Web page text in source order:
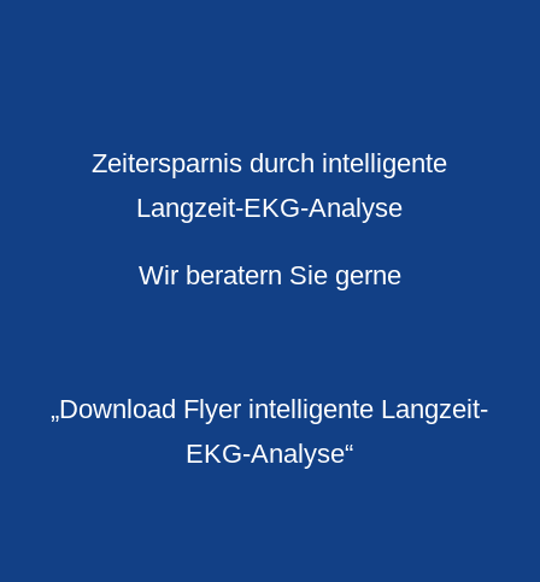
Zeitersparnis durch intelligente
Langzeit-EKG-Analyse
Wir beratern Sie gerne
„Download Flyer intelligente Langzeit-
EKG-Analyse“